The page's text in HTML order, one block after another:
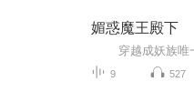
媚惑魔王殿下
9 527